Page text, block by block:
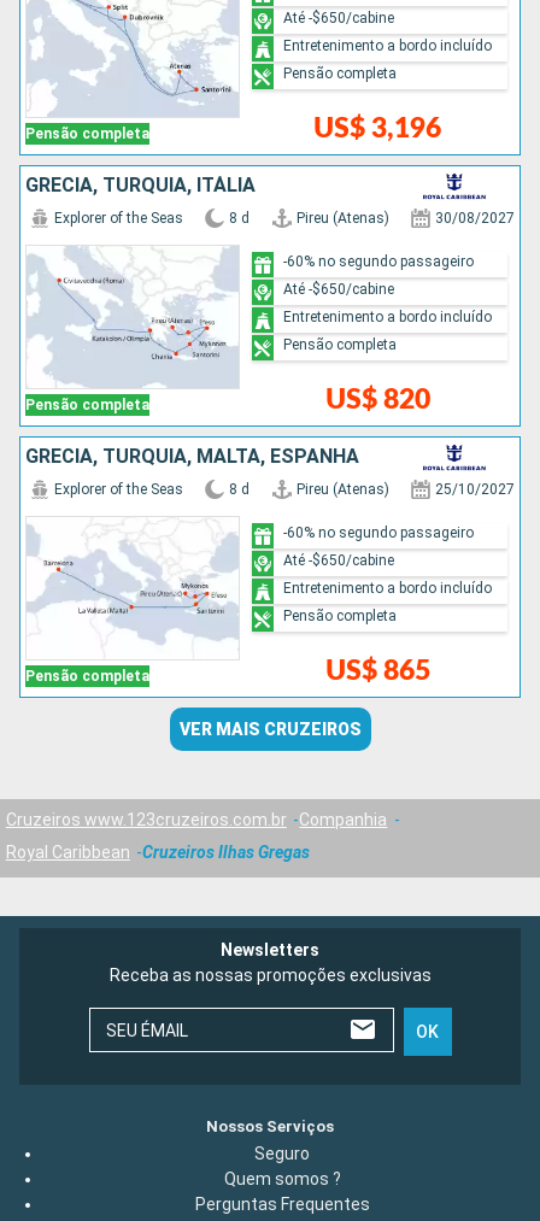
Pensão completa US$ 3,196
Até -$650/cabine
Entretenimento a bordo incluído
Pensão completa
GRÉCIA, TURQUIA, ITÁLIA
Pensão completa
Explorer of the Seas 8 d Pireu (Atenas) 30/08/2027
US$ 820
-60% no segundo passageiro
Até -$650/cabine
Entretenimento a bordo incluído
Pensão completa
GRÉCIA, TURQUIA, MALTA, ESPANHA
Pensão completa
Explorer of the Seas 8 d Pireu (Atenas) 25/10/2027
US$ 865
-60% no segundo passageiro
Até -$650/cabine
Entretenimento a bordo incluído
Pensão completa
VER MAIS CRUZEIROS
Cruzeiros www.123cruzeiros.com.br
Companhia
Royal Caribbean
Cruzeiros Ilhas Gregas
Newsletters
Receba as nossas promoções exclusivas
SEU ÉMAIL OK
Nossos Serviços
Seguro
Quem somos ?
Perguntas Frequentes